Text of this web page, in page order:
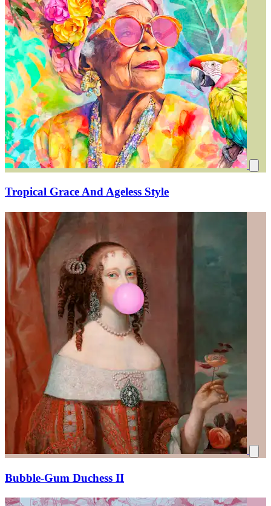
Tropical Grace And Ageless Style
Bubble-Gum Duchess II